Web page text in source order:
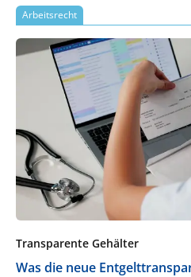
Teleskopversorgungen
zuverlässigem Partner
kommuniziert, mittels
nach internationalen
schnell sowie
geliefert. Zahntechnik
Ökosystem, das präzise,
skalierbare Lösungen
umsetzt.
Arbeitsrecht
Transparente Gehälter
Was die neue